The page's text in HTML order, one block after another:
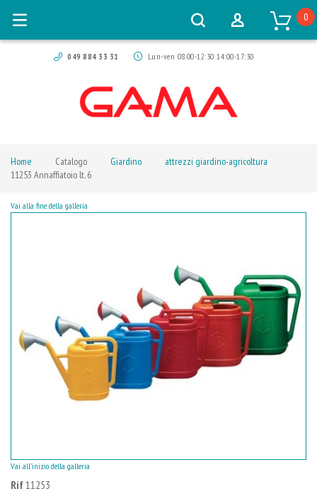
049 884 33 31 Lun-ven 08:00-12:30 14:00-17:30
0
Home Catalogo Giardino
attrezzi giardino-agricoltura
11253 Annaffiatoio lt. 6
Rif11253
Vai alla fine della galleria
Vai all'inizio della galleria